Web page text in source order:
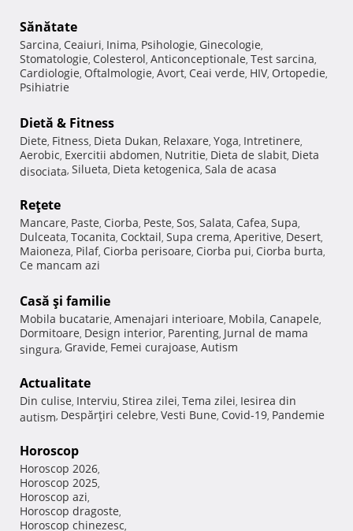
Sănătate
Sarcina, Ceaiuri, Inima, Psihologie, Ginecologie,
Stomatologie, Colesterol, Anticonceptionale, Test sarcina,
Cardiologie, Oftalmologie, Avort, Ceai verde, HIV, Ortopedie,
Psihiatrie
Dietă & Fitness
Diete, Fitness, Dieta Dukan, Relaxare, Yoga, Intretinere,
Aerobic, Exercitii abdomen, Nutritie, Dieta de slabit, Dieta
disociata, Silueta, Dieta ketogenica, Sala de acasa
Reţete
Mancare, Paste, Ciorba, Peste, Sos, Salata, Cafea, Supa,
Dulceata, Tocanita, Cocktail, Supa crema, Aperitive, Desert,
Maioneza, Pilaf, Ciorba perisoare, Ciorba pui, Ciorba burta,
Ce mancam azi
Casă şi familie
Mobila bucatarie, Amenajari interioare, Mobila, Canapele,
Dormitoare, Design interior, Parenting, Jurnal de mama
singura, Gravide, Femei curajoase, Autism
Actualitate
Din culise, Interviu, Stirea zilei, Tema zilei, Iesirea din
autism, Despărţiri celebre, Vesti Bune, Covid-19, Pandemie
Horoscop
Horoscop 2026,
Horoscop 2025,
Horoscop azi,
Horoscop dragoste,
Horoscop chinezesc,